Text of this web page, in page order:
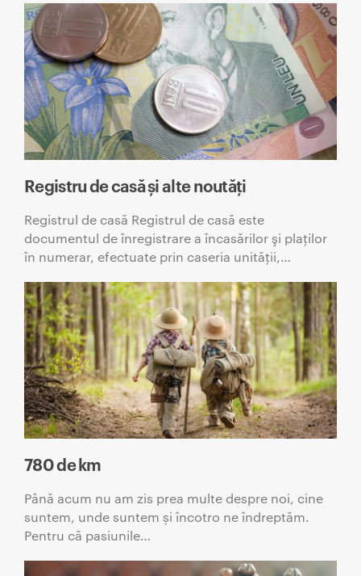
Registru de casă și alte noutăți
Registrul de casă Registrul de casă este
documentul de înregistrare a încasărilor şi plaţilor
în numerar, efectuate prin caseria unităţii,…
780 de km
Până acum nu am zis prea multe despre noi, cine
suntem, unde suntem și încotro ne îndreptăm.
Pentru că pasiunile…